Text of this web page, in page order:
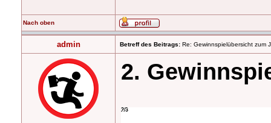
Nach oben
admin Betreff des Beitrags: Re: Gewinnspielübersicht zum
2.